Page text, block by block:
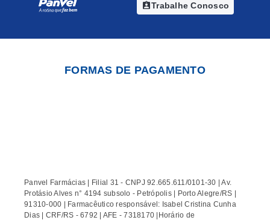
assignment_indTrabalhe Conosco
FORMAS DE PAGAMENTO
Panvel Farmácias | Filial 31 - CNPJ 92.665.611/0101-30 | Av.
Protásio Alves n° 4194 subsolo - Petrópolis | Porto Alegre/RS |
91310-000 | Farmacêutico responsável: Isabel Cristina Cunha
Dias | CRF/RS - 6792 | AFE - 7318170 |Horário de